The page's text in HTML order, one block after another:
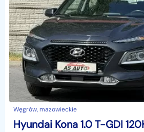
Węgrów, mazowieckie